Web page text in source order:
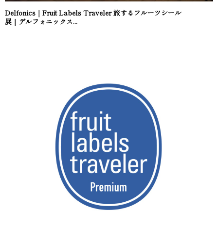
Delfonics｜Fruit Labels Traveler 旅するフルーツシール
展｜デルフォニックス...